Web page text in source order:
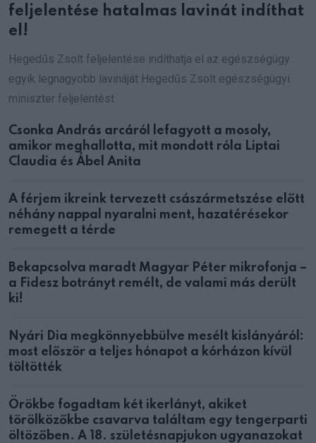
feljelentése hatalmas lavinát indíthat
el!
Hegedűs Zsolt feljelentése indíthatja el az egészségügy
egyik legnagyobb lavináját Hegedűs Zsolt egészségügyi
miniszter feljelentést
Csonka András arcáról lefagyott a mosoly,
amikor meghallotta, mit mondott róla Liptai
Claudia és Ábel Anita
A férjem ikreink tervezett császármetszése előtt
néhány nappal nyaralni ment, hazatérésekor
remegett a térde
Bekapcsolva maradt Magyar Péter mikrofonja –
a Fidesz botrányt remélt, de valami más derült
ki!
Nyári Dia megkönnyebbülve mesélt kislányáról:
most először a teljes hónapot a kórházon kívül
töltötték
Örökbe fogadtam két ikerlányt, akiket
törölközőkbe csavarva találtam egy tengerparti
öltözőben. A 18. születésnapjukon ugyanazokat